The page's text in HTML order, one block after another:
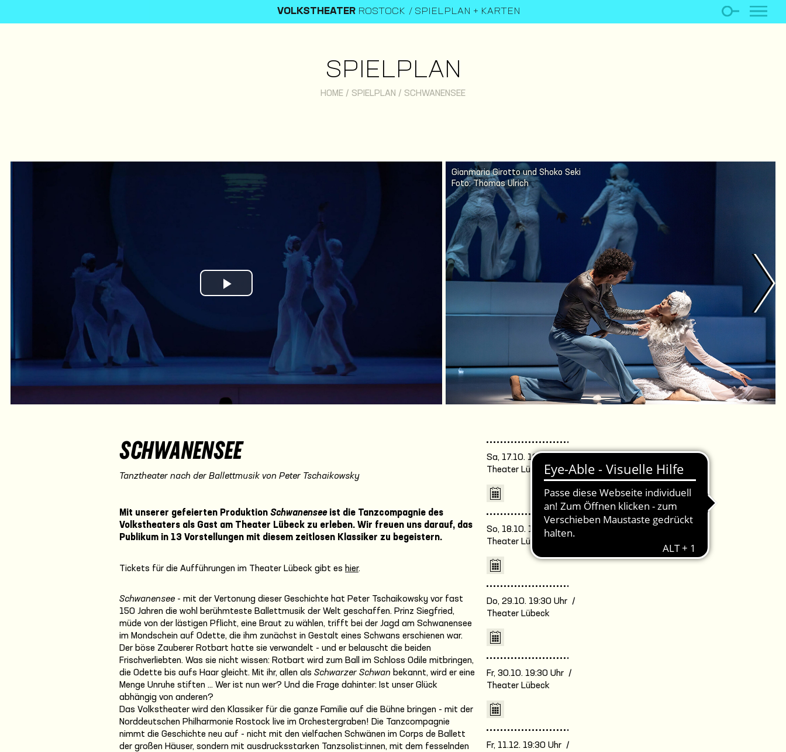
VOLKSTHEATER ROSTOCK SPIELPLAN + KARTEN
SPIELPLAN
HOME / SPIELPLAN / SCHWANENSEE
Play Video
Gianmaria Girotto und Shoko Seki
Foto: Thomas Ulrich
SCHWANENSEE
Tanztheater nach der Ballettmusik von Peter Tschaikowsky
Mit unserer gefeierten Produktion Schwanenseeist die Tanzcompagnie des
Volkstheaters als Gast am Theater Lübeck zu erleben. Wir freuen uns darauf, das
Publikum in 13 Vorstellungen mit diesem zeitlosen Klassiker zu begeistern.
Tickets für die Aufführungen im Theater Lübeck gibt es hier.
Schwanensee - mit der Vertonung dieser Geschichte hat Peter Tschaikowsky vor fast
150 Jahren die wohl berühmteste Ballettmusik der Welt geschaffen. Prinz Siegfried,
müde von der lästigen Pflicht, eine Braut zu wählen, trifft bei der Jagd am Schwanensee
im Mondschein auf Odette, die ihm zunächst in Gestalt eines Schwans erschienen war.
Der böse Zauberer Rotbart hatte sie verwandelt - und er belauscht die beiden
Frischverliebten. Was sie nicht wissen: Rotbart wird zum Ball im Schloss Odile mitbringen,
die Odette bis aufs Haar gleicht. Mit ihr, allen als Schwarzer Schwan bekannt, wird er eine
Menge Unruhe stiften … Wer ist nun wer? Und die Frage dahinter: Ist unser Glück
abhängig von anderen?
Das Volkstheater wird den Klassiker für die ganze Familie auf die Bühne bringen - mit der
Norddeutschen Philharmonie Rostock live im Orchestergraben! Die Tanzcompagnie
nimmt die Geschichte neu auf - nicht mit den vielfachen Schwänen im Corps de Ballett
der großen Häuser, sondern mit ausdrucksstarken Tanzsolist:innen, mit dem fesselnden
Sa, 17.10. 19:30 Uhr /
Theater Lübeck
So, 18.10. 16:00 Uhr /
Theater Lübeck
Do, 29.10. 19:30 Uhr /
Theater Lübeck
Fr, 30.10. 19:30 Uhr /
Theater Lübeck
Fr, 11.12. 19:30 Uhr /